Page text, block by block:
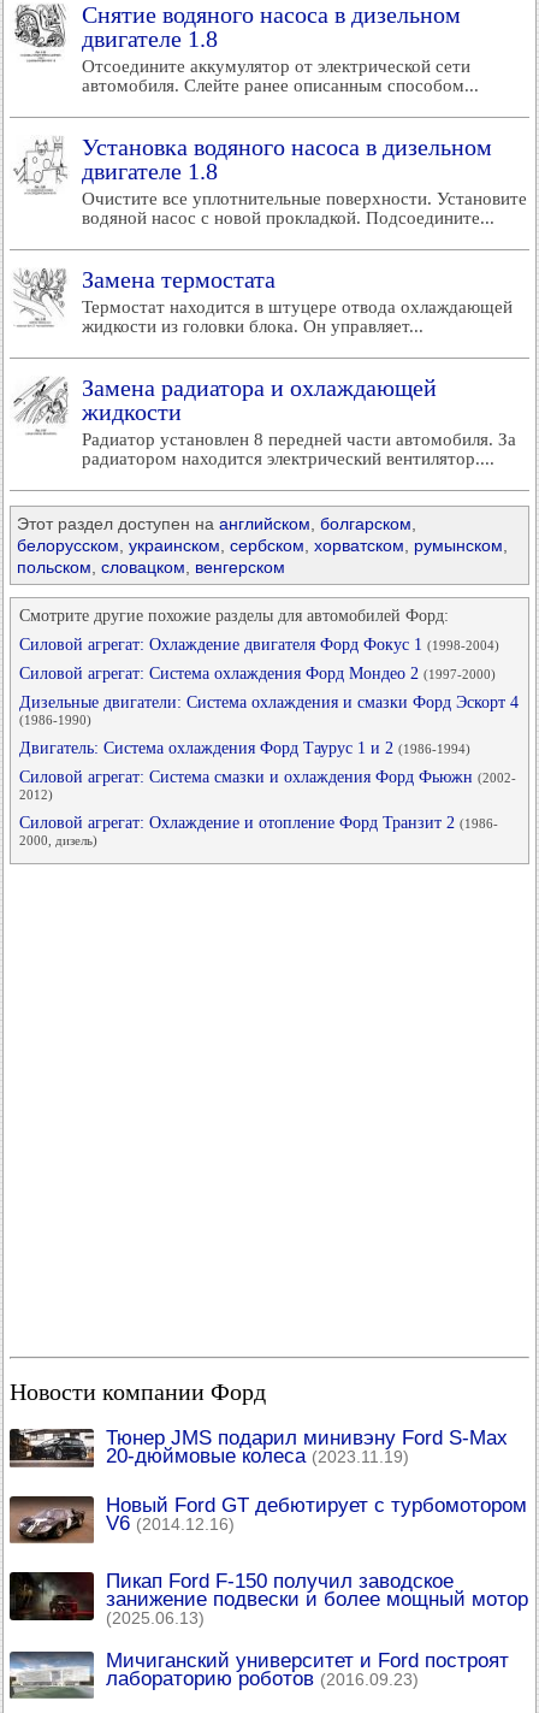
Снятие водяного насоса в дизельном
двигателе 1.8
Отсоедините аккумулятор от электрической сети
автомобиля. Слейте ранее описанным способом...
Установка водяного насоса в дизельном
двигателе 1.8
Очистите все уплотнительные поверхности. Установите
водяной насос с новой прокладкой. Подсоедините...
Замена термостата
Термостат находится в штуцере отвода охлаждающей
жидкости из головки блока. Он управляет...
Замена радиатора и охлаждающей
жидкости
Радиатор установлен 8 передней части автомобиля. За
радиатором находится электрический вентилятор....
Этот раздел доступен на английском болгарском
белорусском украинском сербском хорватском румынском
польском словацком венгерском
Смотрите другие похожие разделы для автомобилей Форд:
Силовой агрегат: Охлаждение двигателя Форд Фокус 1 (1998-2004)
Силовой агрегат: Система охлаждения Форд Мондео 2 (1997-2000)
Дизельные двигатели: Система охлаждения и смазки Форд Эскорт 4
(1986-1990)
Двигатель: Система охлаждения Форд Таурус 1 и 2 (1986-1994)
Силовой агрегат: Система смазки и охлаждения Форд Фьюжн (2002-
2012)
Силовой агрегат: Охлаждение и отопление Форд Транзит 2 (1986-
2000, дизель)
Новости компании Форд
Тюнер JMS подарил минивэну Ford S-Max
20-дюймовые колеса (2023.11.19)
Новый Ford GT дебютирует с турбомотором
V6 (2014.12.16)
Пикап Ford F-150 получил заводское
занижение подвески и более мощный мотор
(2025.06.13)
Мичиганский университет и Ford построят
лабораторию роботов (2016.09.23)